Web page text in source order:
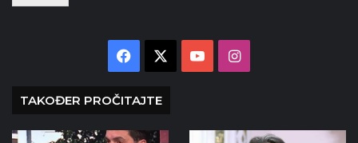
Facebook YouTubeInstagram
TAKOĐER PROČITAJTE